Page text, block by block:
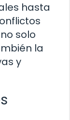
hasta
solo
la
y